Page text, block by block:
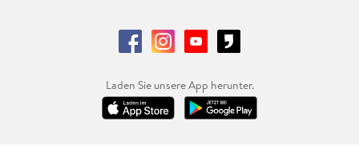
Laden Sie unsere App herunter.